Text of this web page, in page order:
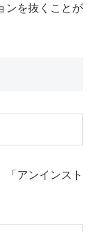
ンを抜くことが
「アンインスト